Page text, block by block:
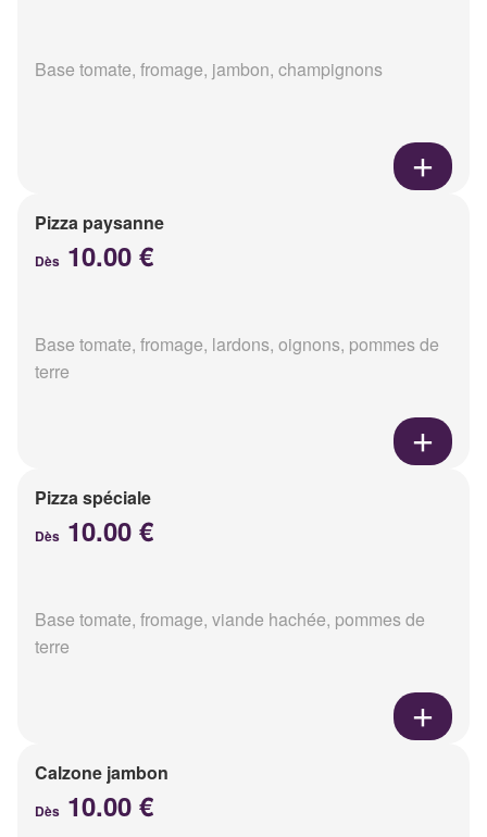
Base tomate, fromage, jambon, champignons
Pizza paysanne
Dès 10.00 €
Base tomate, fromage, lardons, oignons, pommes de
terre
Pizza spéciale
Dès 10.00 €
Base tomate, fromage, viande hachée, pommes de
terre
Calzone jambon
Dès 10.00 €